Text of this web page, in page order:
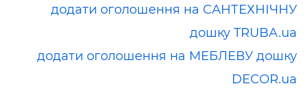
додати оголошення на САНТЕХНІЧНУ
дошку TRUBA.ua
додати оголошення на МЕБЛЕВУ дошку
DECOR.ua